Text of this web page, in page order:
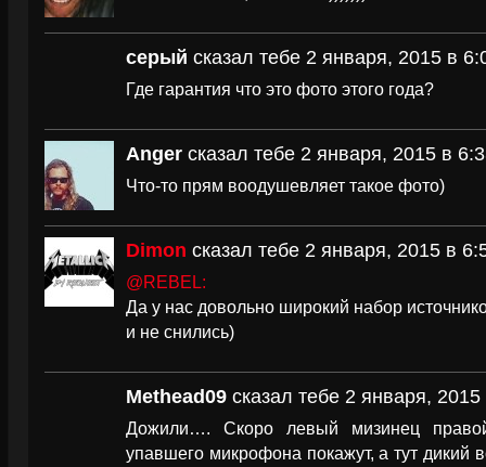
серый сказал тебе 2 января, 2015 в
Где гарантия что это фото этого года?
Anger сказал тебе 2 января, 2015 в
Что-то прям воодушевляет такое фото)
Dimon сказал тебе 2 января, 2015 в
@REBEL:
Да у нас довольно широкий набор
и не снились)
Methead09 сказал тебе 2 января,
Дожили…. Скоро левый мизинец
упавшего микрофона покажут, а тут дикий